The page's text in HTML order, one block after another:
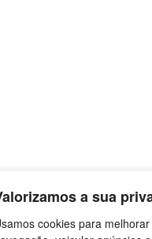
a sua
cookies para